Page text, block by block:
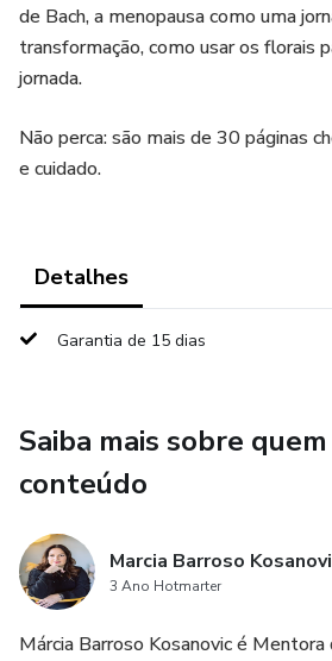
de Bach, a menopausa como uma
transformação, como usar os florais
jornada.
Não perca: são mais de 30 páginas
e cuidado.
Detalhes
Garantia de 15 dias
Saiba mais sobre
conteúdo
Marcia Barroso
3 Ano Hotmarter
Márcia Barroso Kosanovic é